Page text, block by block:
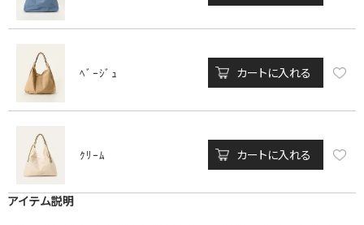
ﾍﾞｰｼﾞｭ カートに入れる
ｸﾘｰﾑ カートに入れる
アイテム説明